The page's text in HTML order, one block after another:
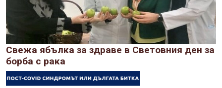
Свежа ябълка за здраве в Световния ден за
борба с рака